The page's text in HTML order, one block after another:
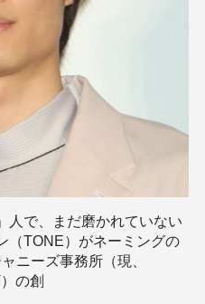
人で、まだ磨かれていない
（TONE）がネーミングの
ニーズ事務所（現、
の創